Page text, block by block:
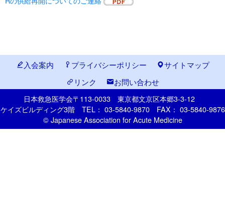
入会案内 プライバシーポリシー
サイトマップ
リンク
お問い合わせ
日本救急医学会〒113-0033 東京都文京区本郷3-3-12
ケイズビルディング3階 TEL： 03-5840-9870 FAX： 03-5840-9876
© Japanese Association for Acute Medicine